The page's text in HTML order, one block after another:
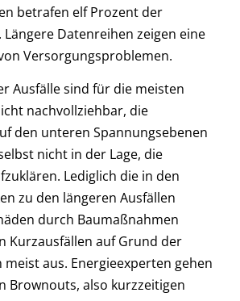
betrafen elf Prozent der
Datenreihen zeigen eine
Versorgungsproblemen.
Ausfälle sind für die meisten
nachvollziehbar, die
den unteren Spannungsebenen
nicht in der Lage, die
Lediglich die in den
zu den längeren Ausfällen
durch Baumaßnahmen
Kurzausfällen auf Grund der
aus. Energieexperten gehen
Brownouts, also kurzzeitigen